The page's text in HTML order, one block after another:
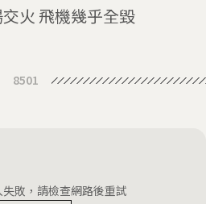
火 飛機幾乎全毀
8501
敗，請檢查網路後重試